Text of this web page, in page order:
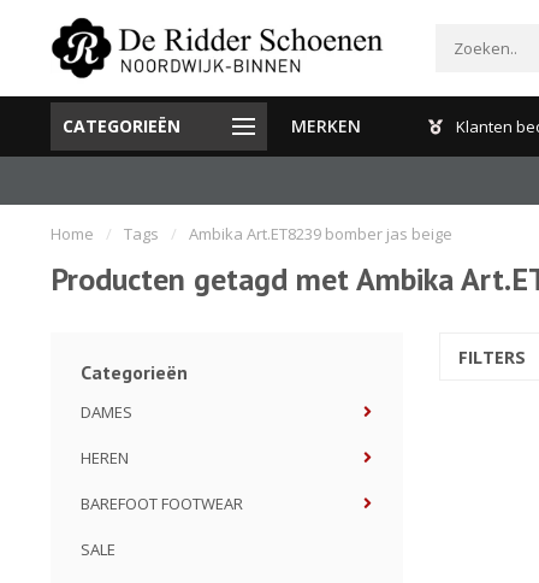
CATEGORIEËN MERKEN
Gratis verzenden en retour binnen Nederland Klanten
Home / Tags / Ambika Art.ET8239 bomber jas beige
Producten getagd met Ambika
Categorieën
DAMES
HEREN
BAREFOOT FOOTWEAR
SALE
FILTERS